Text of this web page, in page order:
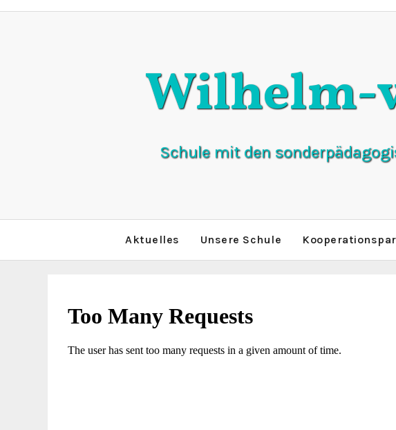
Zum
Wilhelm-
Schule mit den
Aktuelles Unsere Schule